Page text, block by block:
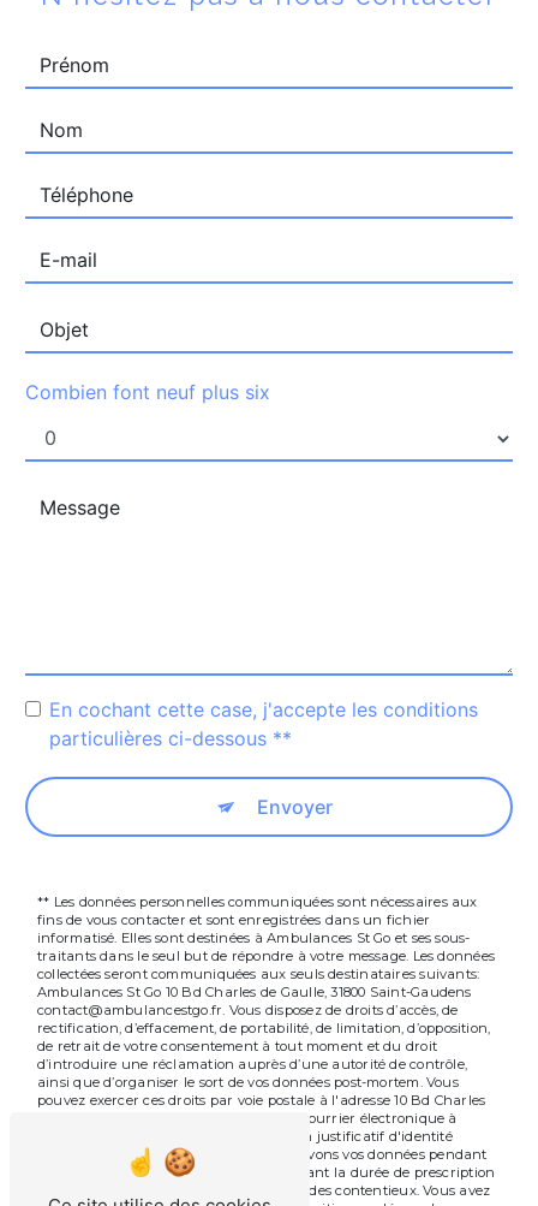
Combien font neuf plus six
En cochant cette case, j'accepte les conditions
particulières ci-dessous **
Envoyer
** Les données personnelles communiquées sont nécessaires aux
fins de vous contacter et sont enregistrées dans un fichier
informatisé. Elles sont destinées à Ambulances St Go et ses sous-
traitants dans le seul but de répondre à votre message. Les données
collectées seront communiquées aux seuls destinataires suivants:
Ambulances St Go 10 Bd Charles de Gaulle, 31800 Saint-Gaudens
contact@ambulancestgo.fr. Vous disposez de droits d’accès, de
rectification, d’effacement, de portabilité, de limitation, d’opposition,
de retrait de votre consentement à tout moment et du droit
d’introduire une réclamation auprès d’une autorité de contrôle,
ainsi que d’organiser le sort de vos données post-mortem. Vous
pouvez exercer ces droits par voie postale à l'adresse 10 Bd Charles
de Gaulle, 31800 Saint-Gaudens ou par courrier électronique à
l'adresse contact@ambulancestgo.fr. Un justificatif d'identité
pourra vous être demandé. Nous conservons vos données pendant
la période de prise de contact puis pendant la durée de prescription
légale aux fins probatoires et de gestion des contentieux. Vous avez